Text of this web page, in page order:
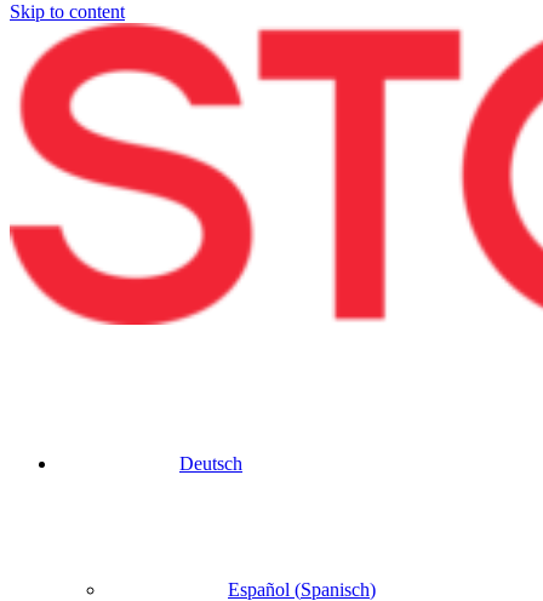
Skip to content
Deutsch
Español (Spanisch)